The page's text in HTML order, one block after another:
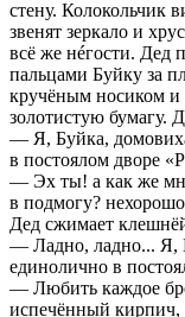
стену. Колокольчик
звенят зеркало и
всё же нéгости. Дед
пальцами Буйку за
кручёным носиком
золотистую бумагу.
— Я, Буйка,
в постоялом дворе
— Эх ты! а как же
в подмогу?
Дед сжимает
— Ладно, ладно... Я,
единолично в
— Любить каждое
испечённый кирпич,